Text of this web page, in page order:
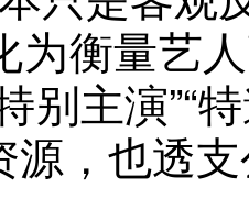
为衡量艺
别主演”“
源，也透